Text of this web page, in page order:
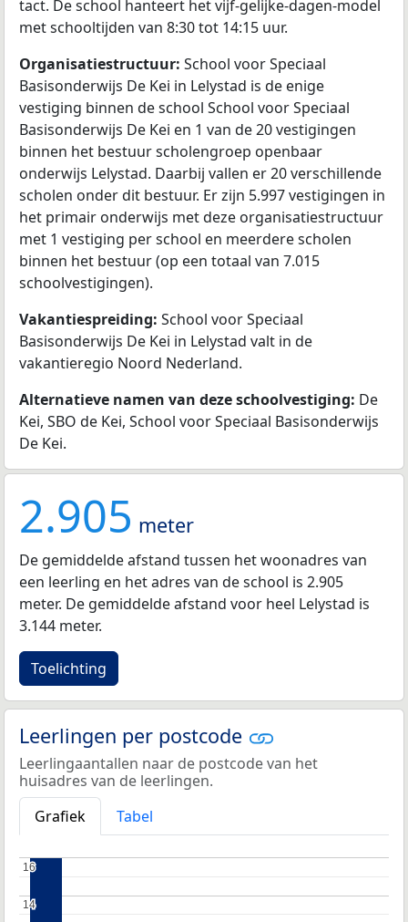
tact. De school hanteert het vijf-gelijke-dagen-model
met schooltijden van 8:30 tot 14:15 uur.
Organisatiestructuur: School voor Speciaal
Basisonderwijs De Kei in Lelystad is de enige
vestiging binnen de school School voor Speciaal
Basisonderwijs De Kei en 1 van de 20 vestigingen
binnen het bestuur scholengroep openbaar
onderwijs Lelystad. Daarbij vallen er 20 verschillende
scholen onder dit bestuur. Er zijn 5.997 vestigingen in
het primair onderwijs met deze organisatiestructuur
met 1 vestiging per school en meerdere scholen
binnen het bestuur (op een totaal van 7.015
schoolvestigingen).
Vakantiespreiding: School voor Speciaal
Basisonderwijs De Kei in Lelystad valt in de
vakantieregio Noord Nederland.
Alternatieve namen van deze schoolvestiging: De
Kei, SBO de Kei, School voor Speciaal Basisonderwijs
De Kei.
2.905 meter
De gemiddelde afstand tussen het woonadres van
een leerling en het adres van de school is 2.905
meter. De gemiddelde afstand voor heel Lelystad is
3.144 meter.
Toelichting
Leerlingen per postcode
Leerlingaantallen naar de postcode van het
huisadres van de leerlingen.
Grafiek
Tabel
14
14
16
16